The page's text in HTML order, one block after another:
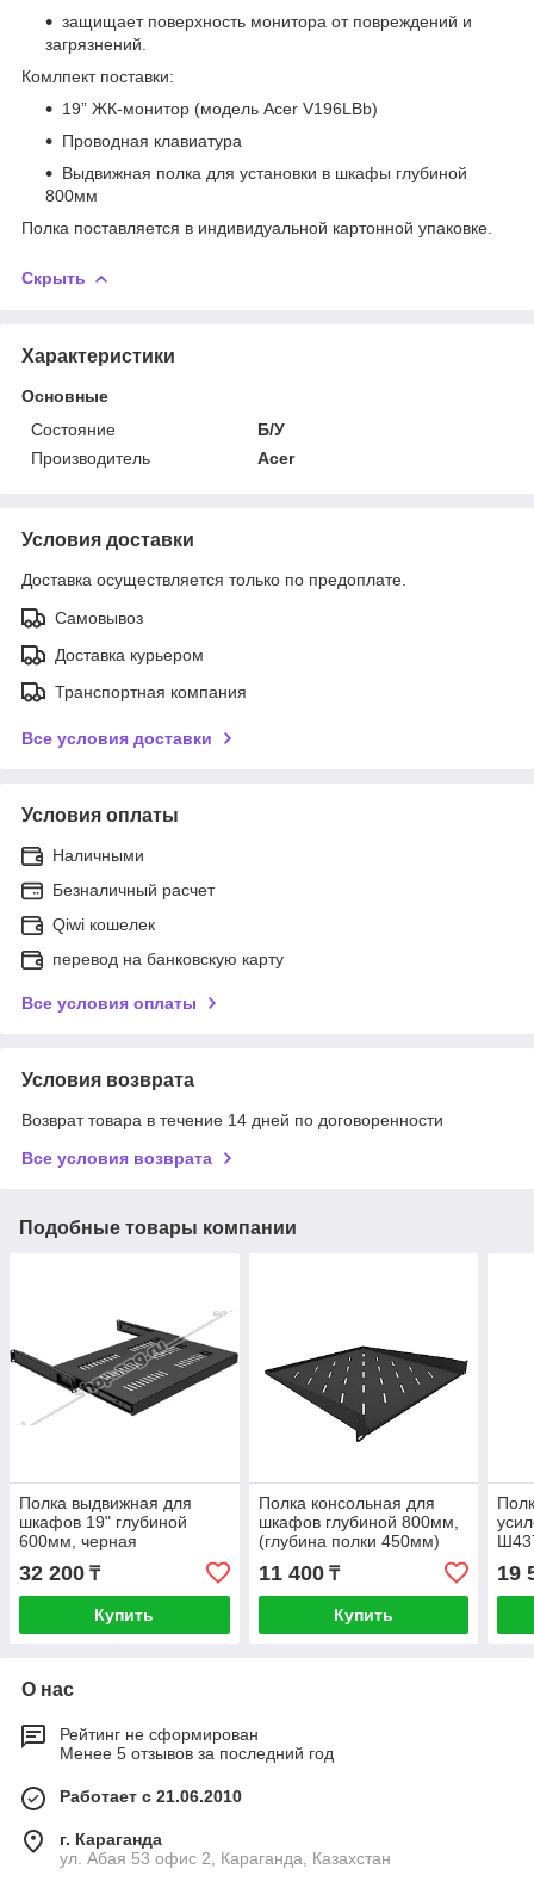
защищает поверхность монитора от повреждений и
загрязнений.
Комлпект поставки:
19” ЖК-монитор (модель Acer V196LBb)
Проводная клавиатура
Выдвижная полка для установки в шкафы глубиной
800мм
Полка поставляется в индивидуальной картонной упаковке.
Скрыть
Характеристики
Основные
Состояние
Б/У
Производитель
Acer
Условия доставки
Доставка осуществляется только по предоплате.
Самовывоз
Доставка курьером
Транспортная компания
Все условия доставки
Условия оплаты
Наличными
Безналичный расчет
Qiwi кошелек
перевод на банковскую карту
Все условия оплаты
Условия возврата
Возврат товара в течение 14 дней по договоренности
Все условия возврата
Подобные товары компании
Полка выдвижная для
шкафов 19" глубиной
600мм, черная
(470*350*48)
32 200 ₸
Купить
Полка консольная для
шкафов глубиной 800мм,
(глубина полки 450мм)
распределенная нагрузка,
20кг, Цвет-черный (SNR-
SHELF-08045-20BC
11 400₸
Купить
19
О нас
Рейтинг не сформирован
Менее 5 отзывов за последний год
Работает с 21.06.2010
г. Караганда
ул. Абая 53 офис 2, Караганда, Казахстан